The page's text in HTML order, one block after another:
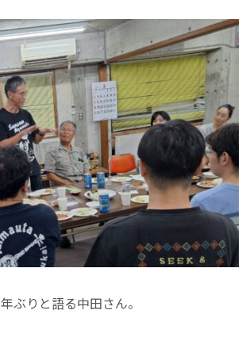
ぶりと語る中田さん。